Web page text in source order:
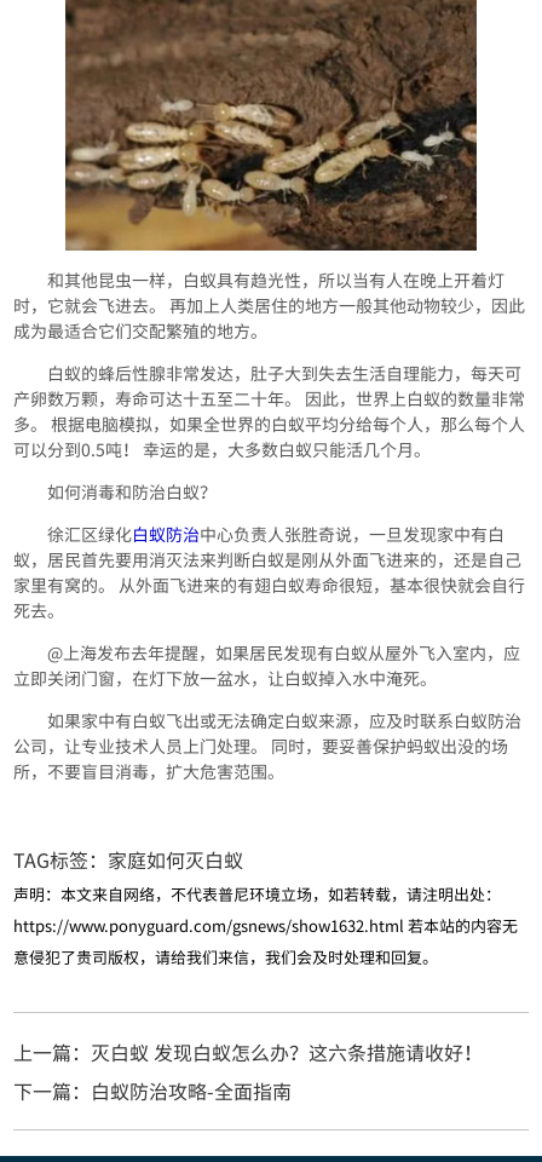
和其他昆虫一样，白蚁具有趋光性，所以当有人在晚上开着灯
时，它就会飞进去。 再加上人类居住的地方一般其他动物较少，因此
成为最适合它们交配繁殖的地方。
白蚁的蜂后性腺非常发达，肚子大到失去生活自理能力，每天可
产卵数万颗，寿命可达十五至二十年。 因此，世界上白蚁的数量非常
多。 根据电脑模拟，如果全世界的白蚁平均分给每个人，那么每个人
可以分到0.5吨！ 幸运的是，大多数白蚁只能活几个月。
如何消毒和防治白蚁？
徐汇区绿化白蚁防治中心负责人张胜奇说，一旦发现家中有白
蚁，居民首先要用消灭法来判断白蚁是刚从外面飞进来的，还是自己
家里有窝的。 从外面飞进来的有翅白蚁寿命很短，基本很快就会自行
死去。
@上海发布去年提醒，如果居民发现有白蚁从屋外飞入室内，应
立即关闭门窗，在灯下放一盆水，让白蚁掉入水中淹死。
如果家中有白蚁飞出或无法确定白蚁来源，应及时联系白蚁防治
公司，让专业技术人员上门处理。 同时，要妥善保护蚂蚁出没的场
所，不要盲目消毒，扩大危害范围。
TAG标签： 家庭如何灭白蚁
声明：本文来自网络，不代表普尼环境立场，如若转载，请注明出处：
https://www.ponyguard.com/gsnews/show1632.html 若本站的内容无
意侵犯了贵司版权，请给我们来信，我们会及时处理和回复。
上一篇：灭白蚁 发现白蚁怎么办？这六条措施请收好！
下一篇：白蚁防治攻略-全面指南